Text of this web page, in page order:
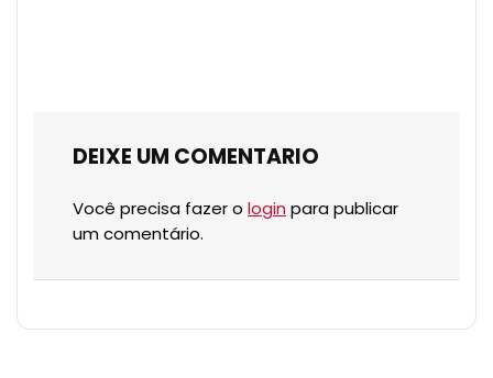
DEIXE UM COMENTARIO
Você precisa fazer o login para publicar
um comentário.